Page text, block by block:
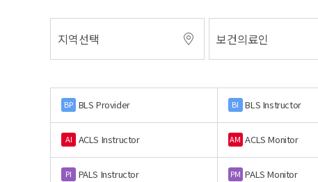
BP BLS Provider BI BLS Instructor
AI ACLS Instructor AM ACLS Monitor
PI PALS Instructor PM PALS Monitor